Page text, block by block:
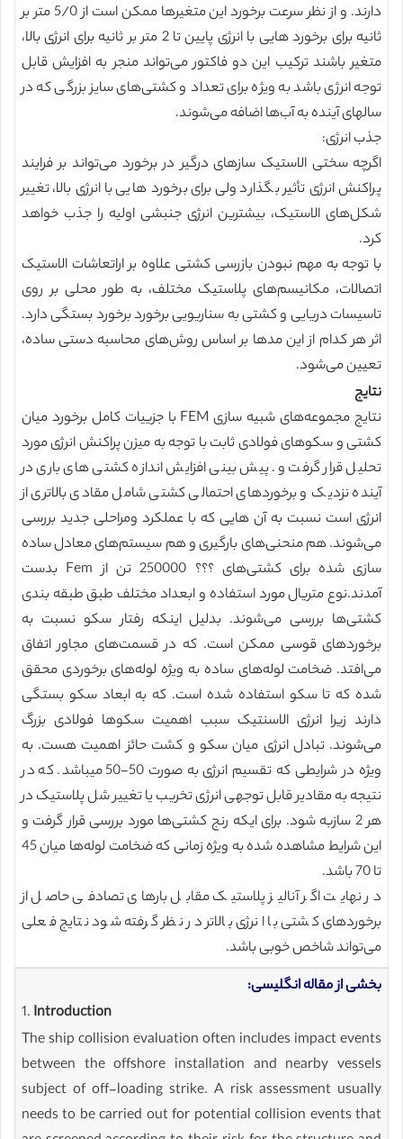
دارند. و از نظر سرعت برخورد این متغیر‌ها ممکن است از 5/0 متر بر
ثانیه برای برخورد هایی با انرژی پایین تا 2 متر بر ثانیه برای انرژی بالا،
متغیر باشند ترکیب این دو فاکتور می‌تواند منجر به افزایش قابل
توجه انرژی باشد به ویژه برای تعداد و کشتی‌های سایز بزرگی که در
سالهای آینده به آب‌ها اضافه می‌شوند.
جذب انرژی:
اگرچه سختی الاستیک سازهای درگیر در برخورد می‌تواند بر فرایند
پراکنش انرژی تأثیر بگذارد ولی برای برخورد هایی با انرژی بالا، تغییر
شکل‌های الاستیک، بیشترین انرژی جنبشی اولیه را جذب خواهد
کرد.
با توجه به مهم نبودن بازرسی کشتی علاوه بر اراتعاشات الاستیک
اتصالات، مکانیسم‌های پلاستیک مختلف، به طور محلی بر روی
تاسیسات دریایی و کشتی به سناریویی برخورد برخورد بستگی دارد.
اثر هر کدام از این مدها بر اساس روش‌های محاسبه دستی ساده،
تعیین می‌شود.
نتایج
نتایج مجموعه‌های شبیه سازی FEM با جزییات کامل برخورد میان
کشتی و سکو‌های فولادی ثابت با توجه به میزن پراکنش انرژی مورد
تحلیل قرار گرفت و. پیش بینی افزایش اندازه کشتی های باری در
آینده نزدیک و برخورد‌های احتمالی کشتی شامل مقادی بالاتری از
انرژی است نسبت به آن هایی که با عملکرد ومراحلی جدید بررسی
می‌شوند. هم منحنی‌های بارگیری و هم سیستم‌های معادل ساده
سازی شده برای کشتی‌های ؟؟؟ 250000 تن از Fem بدست
آمدند.نوع متریال مورد استفاده و ابعداد مختلف طبق طبقه بندی
کشتی‌ها بررسی می‌شوند. بدلیل اینکه رفتار سکو نسبت به
برخورد‌های قوسی ممکن است. که در قسمت‌های مجاور اتفاق
می‌افتد. ضخامت لوله‌های ساده به ویژه لوله‌های برخوردی محقق
شده که تا سکو استفاده شده است. که به ابعاد سکو بستگی
دارند زیرا انرژی الاسنتیک سبب اهمیت سکو‌ها فولادی بزرگ
می‌شوند. تبادل انرژی میان سکو و کشت حائز اهمیت هست. به
ویژه در شرایطی که تقسیم انرژی به صورت 50-50 میباشد. که در
نتیجه به مقادیر قابل توجهی انرژی تخریب یا تغییر شل پلاستیک در
هر 2 سازبه شود. برای ایکه رنج کشتی‌ها مورد بررسی قرار گرفت و
این شرایط مشاهده شده به ویژه زمانی که ضخامت لوله‌ها میان 45
تا 70 باشد.
در نهایت اگر آنالیز پلاستیک مقابل بارهای تصادفی حاصل از
برخوردهای کشتی با انرژی بالاتر در نظر گرفته شود نتایج فعلی
می‌تواند شاخص خوبی باشد.
بخشی از مقاله انگلیسی:
1. Introduction
The ship collision evaluation often includes impact events
between the offshore installation and nearby vessels
subject of off-loading strike. A risk assessment usually
needs to be carried out for potential collision events that